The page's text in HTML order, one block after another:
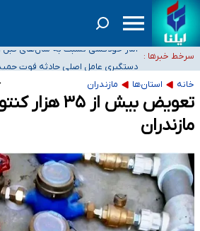
سرخط خبرها :
سیدحسن خمینی عزادار شد
دستگیری عامل اصلی حادثه فوت
نباید تفسیرهای سلیقه‌ای از مواضع رسمی کشور
«زیرمیزی» برای داوطلبان پزشکی سراب است/
و کشورمان نیست/ نظام سلامت جلوی این رویه را
خانه استان‌ها مازندران
تعویض بیش از
مازندران